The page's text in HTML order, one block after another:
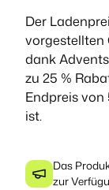
Der
vorgestellten
dank
zu 25 %
Endpreis
ist.
Das
zur